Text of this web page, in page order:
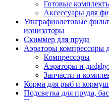
Готовые
Аксессуары для
Ультрафиолетовые
ионизаторы
Скиммер для пруда
Аэраторы компрессоры
Компрессоры
Аэраторы и
Запчасти и
Корма для рыб и
Подсветка для пруда,